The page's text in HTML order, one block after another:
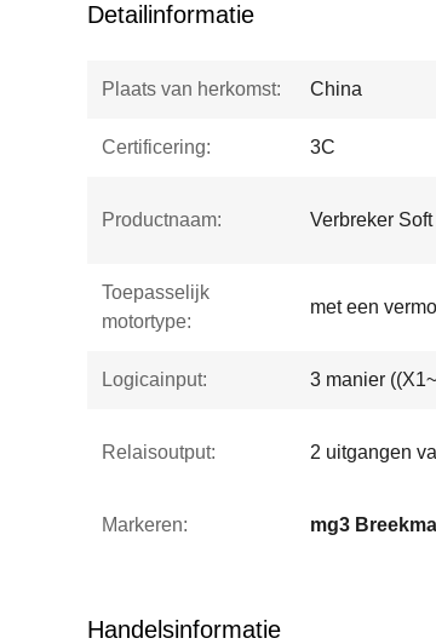
Detailinformatie
Plaats van herkomst: China
Certificering: 3C
Productnaam: Verbreker
Toepasselijk
motortype:
met een
Logicainput: 3 manier
Relaisoutput: 2 uitgangen
Markeren: mg3
Handelsinformatie